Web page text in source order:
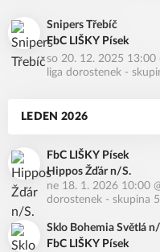
Snipers Třebíč
FbC LIŠKY Písek
so 20. 12. 2025 13:00
liga dorostenek -
LEDEN 2026
FbC LIŠKY Písek
Hippos Žďár n/S.
ne 18. 1. 2026 10:00
dorostenek - skupina
Sklo Bohemia Světlá
FbC LIŠKY Písek